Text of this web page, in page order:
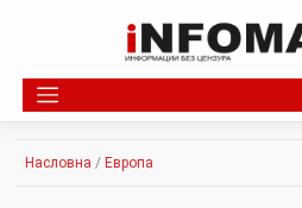
Насловна / Европа